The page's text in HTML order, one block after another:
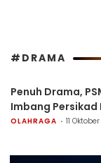
#DRAMA
Penuh Drama,
Imbang Persikad
OLAHRAGA 11